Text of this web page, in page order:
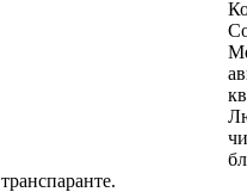
транспаранте.